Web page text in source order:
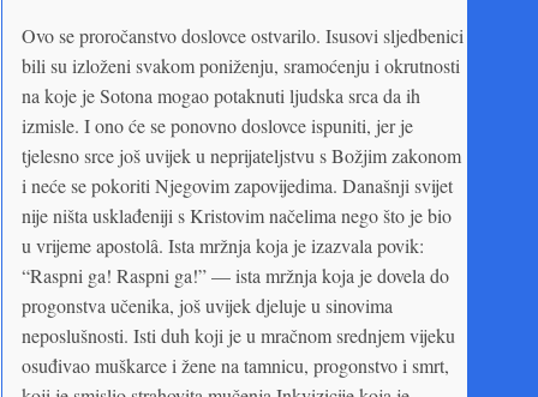
Ovo se proročanstvo doslovce ostvarilo. Isusovi sljedbenici
bili su izloženi svakom poniženju, sramoćenju i okrutnosti
na koje je Sotona mogao potaknuti ljudska srca da ih
izmisle. I ono će se ponovno doslovce ispuniti, jer je
tjelesno srce još uvijek u neprijateljstvu s Božjim zakonom
i neće se pokoriti Njegovim zapovijedima. Današnji svijet
nije ništa usklađeniji s Kristovim načelima nego što je bio
u vrijeme apostolâ. Ista mržnja koja je izazvala povik:
“Raspni ga! Raspni ga!” — ista mržnja koja je dovela do
progonstva učenika, još uvijek djeluje u sinovima
neposlušnosti. Isti duh koji je u mračnom srednjem vijeku
osuđivao muškarce i žene na tamnicu, progonstvo i smrt,